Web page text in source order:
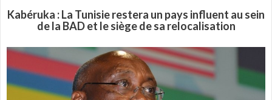
Kabéruka : La Tunisie restera un pays influent au sein
de la BAD et le siège de sa relocalisation